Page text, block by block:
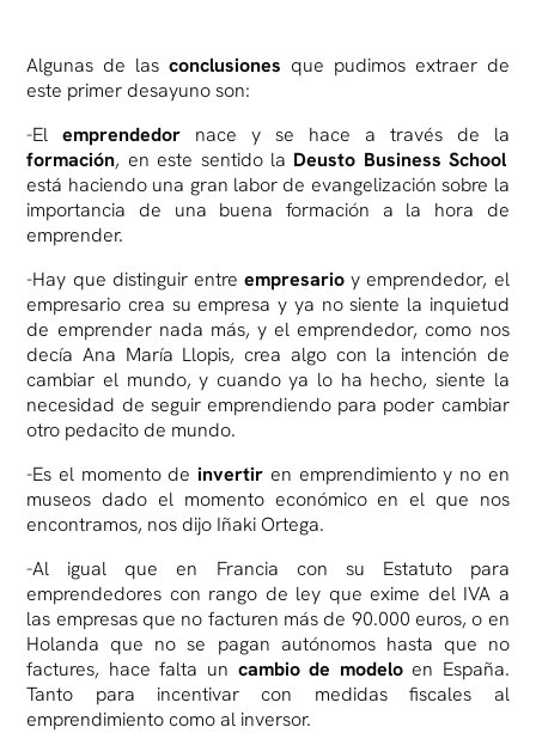
Algunas de lasconclusiones que pudimos extraer de
este primer desayuno son:
-Elemprendedor nace y se hace a través de la
formación, en este sentido la Deusto Business School
está haciendo una gran labor de evangelización sobre la
importancia de una buena formación a la hora de
emprender.
-Hay que distinguir entreempresario y emprendedor, el
empresario crea su empresa y ya no siente la inquietud
de emprender nada más, y el emprendedor, como nos
decía Ana María Llopis, crea algo con la intención de
cambiar el mundo, y cuando ya lo ha hecho, siente la
necesidad de seguir emprendiendo para poder cambiar
otro pedacito de mundo.
-Es el momento de invertir en emprendimiento y no en
museos dado el momento económico en el que nos
encontramos, nos dijo Iñaki Ortega.
-Al igual que en Francia con su Estatuto para
emprendedores con rango de ley que exime del IVA a
las empresas que no facturen más de 90.000 euros, o en
Holanda que no se pagan autónomos hasta que no
factures, hace falta un cambio de modeloen España.
Tanto para incentivar con medidas fiscales al
emprendimiento como al inversor.